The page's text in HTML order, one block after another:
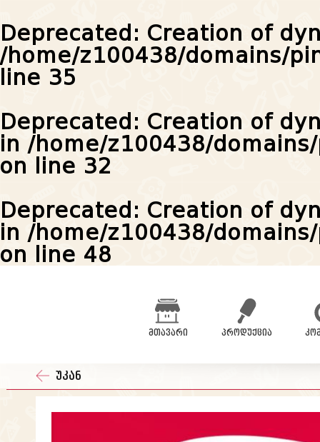
Deprecated: Creation of
/home/z100438/domains/
line 35
Deprecated: Creation of
in /home/z100438/
on line 32
Deprecated: Creation of
in /home/z100438/
on line 48
მთავარი პროდუქცია
უკან